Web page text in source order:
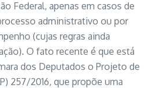
Federal, apenas em casos de
administrativo ou por
(cujas regras ainda
O fato recente é que está
dos Deputados o Projeto de
257/2016, que propõe uma